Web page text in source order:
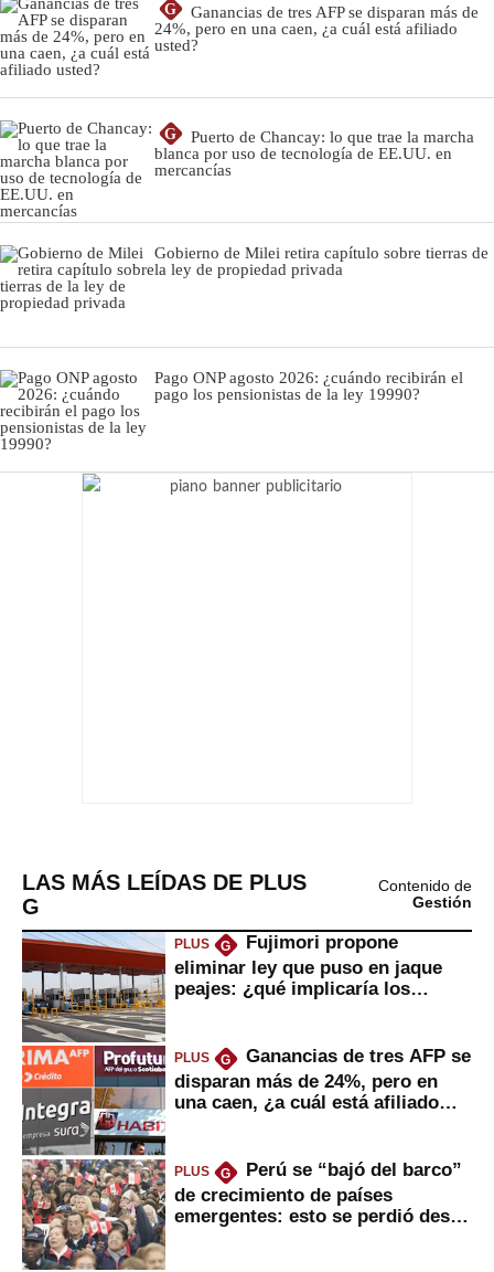
G
Ganancias de tres AFP se disparan más de
24%, pero en una caen, ¿a cuál está afiliado
usted?
G
Puerto de Chancay: lo que trae la marcha
blanca por uso de tecnología de EE.UU. en
mercancías
Gobierno de Milei retira capítulo sobre tierras de
la ley de propiedad privada
Pago ONP agosto 2026: ¿cuándo recibirán el
pago los pensionistas de la ley 19990?
LAS MÁS LEÍDAS DE PLUS
G
Contenido de
Gestión
PLUS G
Fujimori propone
eliminar ley que puso en jaque
peajes: ¿qué implicaría los
PLUS G
Ganancias de tres AFP se
disparan más de 24%, pero en
una caen, ¿a cuál está afiliado
PLUS G
Perú se “bajó del barco”
de crecimiento de países
emergentes: esto se perdió desde